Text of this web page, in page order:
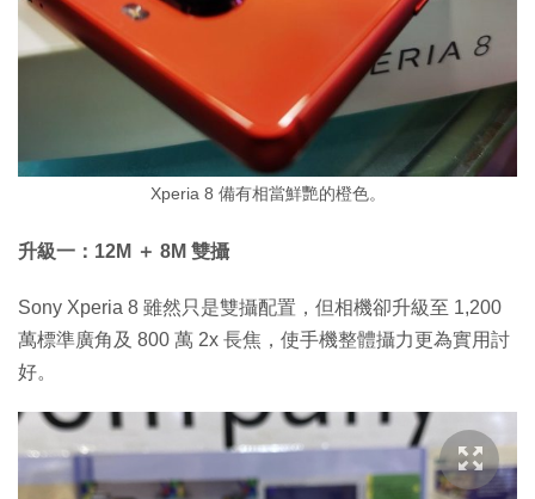
Xperia 8 備有相當鮮艷的橙色。
升級一：12M ＋ 8M 雙攝
Sony Xperia 8 雖然只是雙攝配置，但相機卻升級至 1,200
萬標準廣角及 800 萬 2x 長焦，使手機整體攝力更為實用討
好。